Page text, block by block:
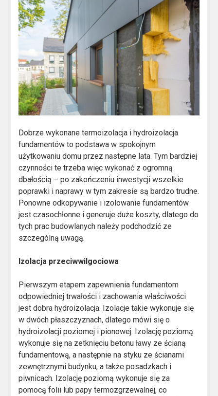
Dobrze wykonane termoizolacja i hydroizolacja
fundamentów to podstawa w spokojnym
użytkowaniu domu przez następne lata. Tym bardziej
czynności te trzeba więc wykonać z ogromną
dbałością – po zakończeniu inwestycji wszelkie
poprawki i naprawy w tym zakresie są bardzo trudne.
Ponowne odkopywanie i izolowanie fundamentów
jest czasochłonne i generuje duże koszty, dlatego do
tych prac budowlanych należy podchodzić ze
szczególną uwagą.
Izolacja przeciwwilgociowa
Pierwszym etapem zapewnienia fundamentom
odpowiedniej trwałości i zachowania właściwości
jest dobra hydroizolacja. Izolacje takie wykonuje się
w dwóch płaszczyznach, dlatego mówi się o
hydroizolacji poziomej i pionowej. Izolację poziomą
wykonuje się na zetknięciu betonu ławy ze ścianą
fundamentową, a następnie na styku ze ścianami
zewnętrznymi budynku, a także posadzkach i
piwnicach. Izolację poziomą wykonuje się za
pomocą folii lub papy termozgrzewalnej, co